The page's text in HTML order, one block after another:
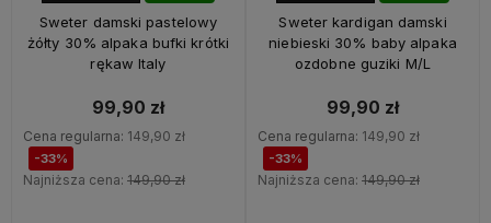
Sweter damski pastelowy
żółty 30% alpaka bufki krótki
rękaw Italy
99,90 zł
Cena regularna: 149,90 zł
-33%
Najniższa cena: 149,90 zł
Sweter kardigan damski
niebieski 30% baby alpaka
ozdobne guziki M/L
99,90 zł
Cena regularna: 149,90 zł
-33%
Najniższa cena: 149,90 zł